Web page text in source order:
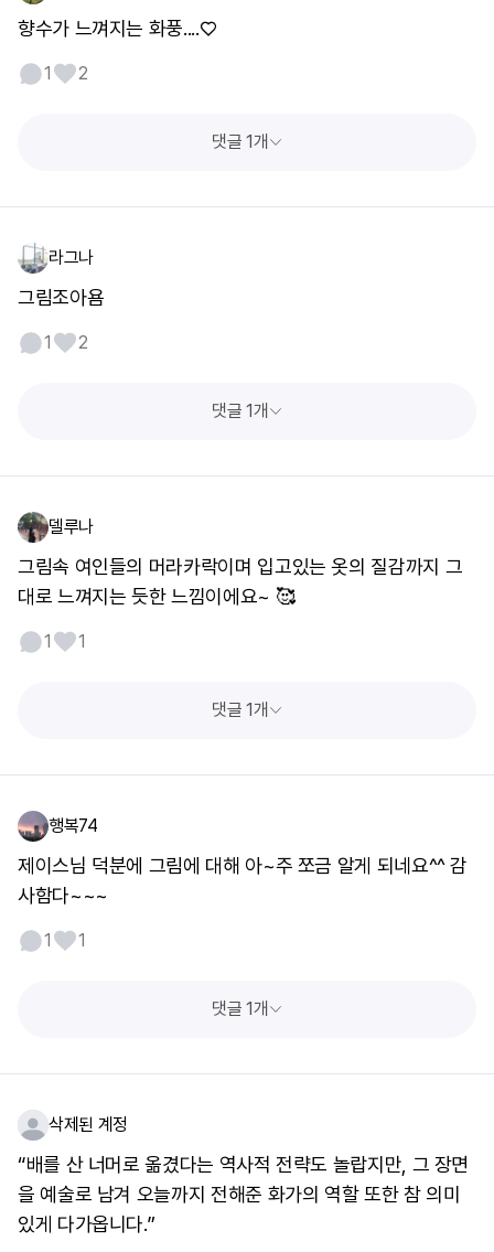
향수가 느껴지는 화풍....♡
1 2
댓글 1개
라그나
그림조아욤
1 2
댓글 1개
델루나
그림속 여인들의 머라카락이며 입고있는 옷의 질감까지 그
대로 느껴지는 듯한 느낌이에요~ 🥰
1 1
댓글 1개
행복74
제이스님 덕분에 그림에 대해 아~주 쪼금 알게 되네요^^ 감
사함다~~~
1 1
댓글 1개
삭제된 계정
“배를 산 너머로 옮겼다는 역사적 전략도 놀랍지만, 그 장면
을 예술로 남겨 오늘까지 전해준 화가의 역할 또한 참 의미
있게 다가옵니다.”